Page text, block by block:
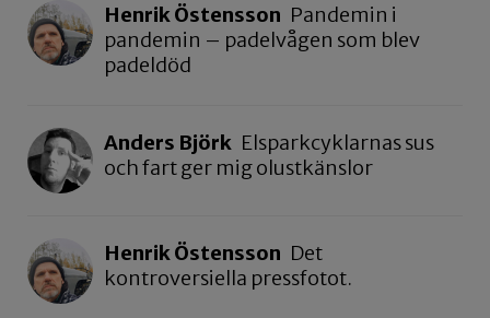
Henrik Östensson Pandemin i
pandemin – padelvågen som blev
padeldöd
Anders Björk Elsparkcyklarnas sus
och fart ger mig olustkänslor
Henrik Östensson Det
kontroversiella pressfotot.